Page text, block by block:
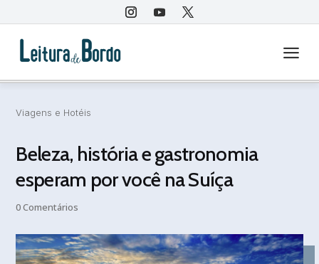
a
Viagens e Hotéis
Beleza, história e gastronomia
esperam por você na Suíça
0 Comentários